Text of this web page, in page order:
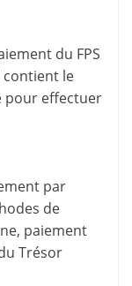
du FPS
contient le
pour effectuer
par
de
paiement
Trésor